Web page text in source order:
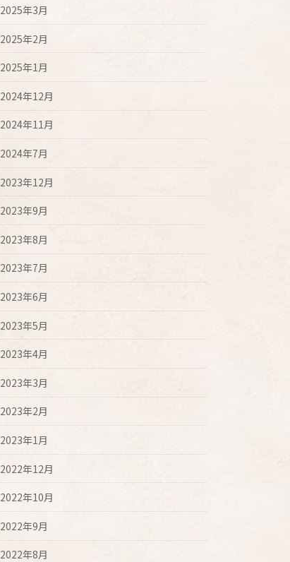
2025年3月
2025年2月
2025年1月
2024年12月
2024年11月
2024年7月
2023年12月
2023年9月
2023年8月
2023年7月
2023年6月
2023年5月
2023年4月
2023年3月
2023年2月
2023年1月
2022年12月
2022年10月
2022年9月
2022年8月